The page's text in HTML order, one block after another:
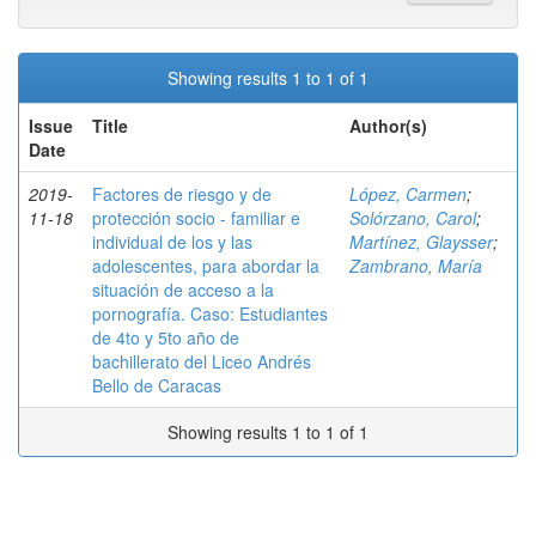
Showing results 1 to 1 of 1
Issue
Date
Title Author(s)
2019-
11-18
Factores de riesgo y de
protección socio - familiar e
individual de los y las
adolescentes, para abordar la
situación de acceso a la
pornografía. Caso: Estudiantes
de 4to y 5to año de
bachillerato del Liceo Andrés
Bello de Caracas
López, Carmen;
Solórzano, Carol;
Martínez, Glaysser;
Zambrano, María
Showing results 1 to 1 of 1